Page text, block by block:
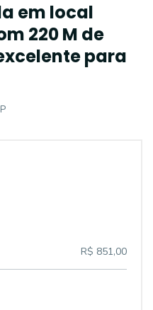
em local
220 M de
para
R$ 851,00